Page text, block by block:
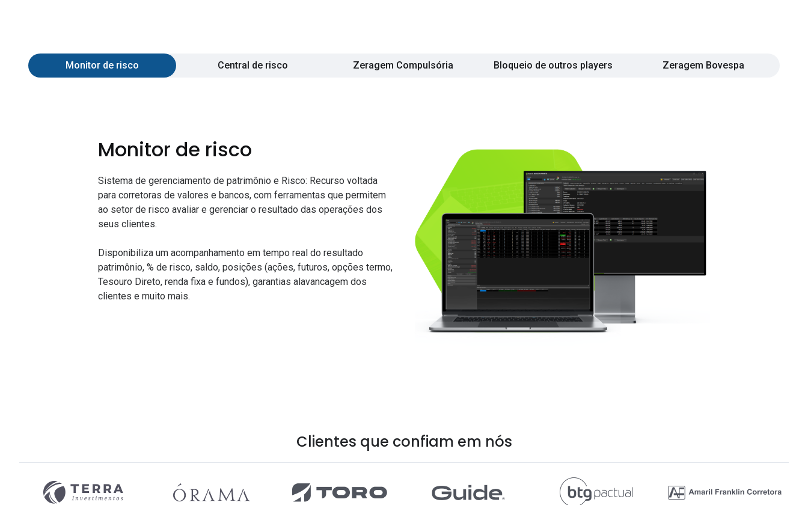
Monitor de risco Central de risco Zeragem Compulsória Bloqueio de outros players Zeragem Bovespa
Monitor de risco
Sistema de gerenciamento de patrimônio e Risco: Recurso voltada
para corretoras de valores e bancos, com ferramentas que permitem
ao setor de risco avaliar e gerenciar o resultado das operações dos
seus clientes.
Disponibiliza um acompanhamento em tempo real do resultado
patrimônio, % de risco, saldo, posições (ações, futuros, opções termo,
Tesouro Direto, renda fixa e fundos), garantias alavancagem dos
clientes e muito mais.
Clientes que confiam em nós